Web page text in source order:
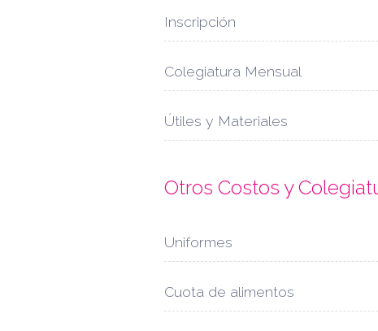
Inscripción
Colegiatura Mensual
Útiles y Materiales
Otros Costos y
Uniformes
Cuota de alimentos